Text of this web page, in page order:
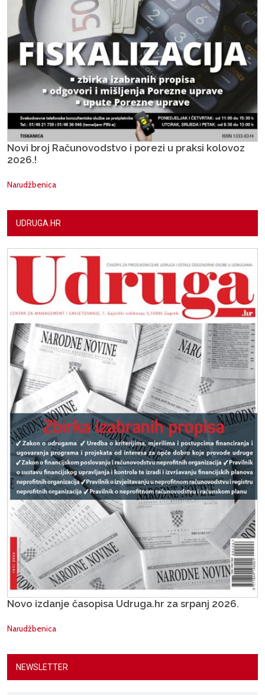
Novi broj Računovodstvo i porezi u praksi kolovoz
2026.!
Narudžbenica
UDRUGA.HR
Novo izdanje časopisa Udruga.hr za srpanj 2026.
Narudžbenica
NEWSLETTER